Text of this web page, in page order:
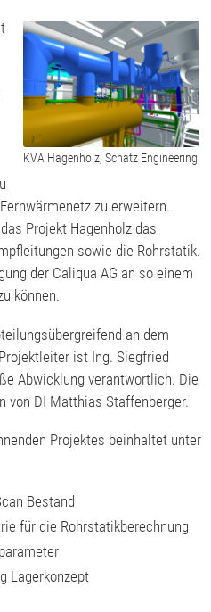
KVA Hagenholz, Schatz Engineering
zu erweitern.
Projekt Hagenholz das
sowie die Rohrstatik.
der Caliqua AG an so einem
können.
an dem
ist Ing. Siegfried
Abwicklung verantwortlich. Die
von DI Matthias Staffenberger.
Projektes beinhaltet unter
Bestand
für die Rohrstatikberechnung
Lagerkonzept